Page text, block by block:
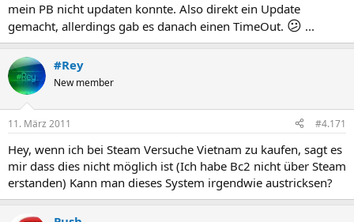
mein PB nicht updaten konnte. Also direkt ein Update
gemacht, allerdings gab es danach einen TimeOut. 😕 ...
#Rey
New member
11. März 2011 #4.171
Hey, wenn ich bei Steam Versuche Vietnam zu kaufen, sagt es
mir dass dies nicht möglich ist (Ich habe Bc2 nicht über Steam
erstanden) Kann man dieses System irgendwie austricksen?